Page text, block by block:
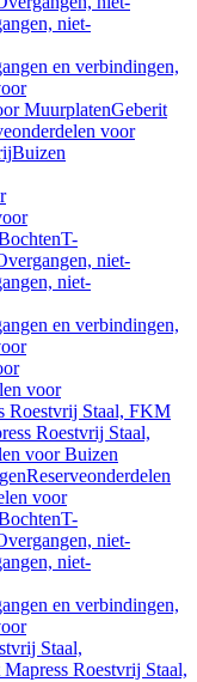
niet-
en verbindingen,
MuurplatenGeberit
voor
Buizen
T-
niet-
niet-
en verbindingen,
voor
Roestvrij Staal, FKM
Roestvrij Staal,
voor Buizen
Reserveonderdelen
voor
T-
niet-
niet-
en verbindingen,
Staal,
Roestvrij Staal,